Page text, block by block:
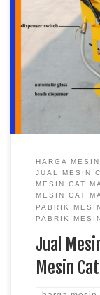
Jual Mesin Cat
Harga Mesin Cat
Mesin Cat
Berkualitas di
jalan merupakan
memanaskan
HARGA
JUAL MESIN
MESIN CAT
MESIN CAT
PABRIK
PABRIK
Jual
Mesin